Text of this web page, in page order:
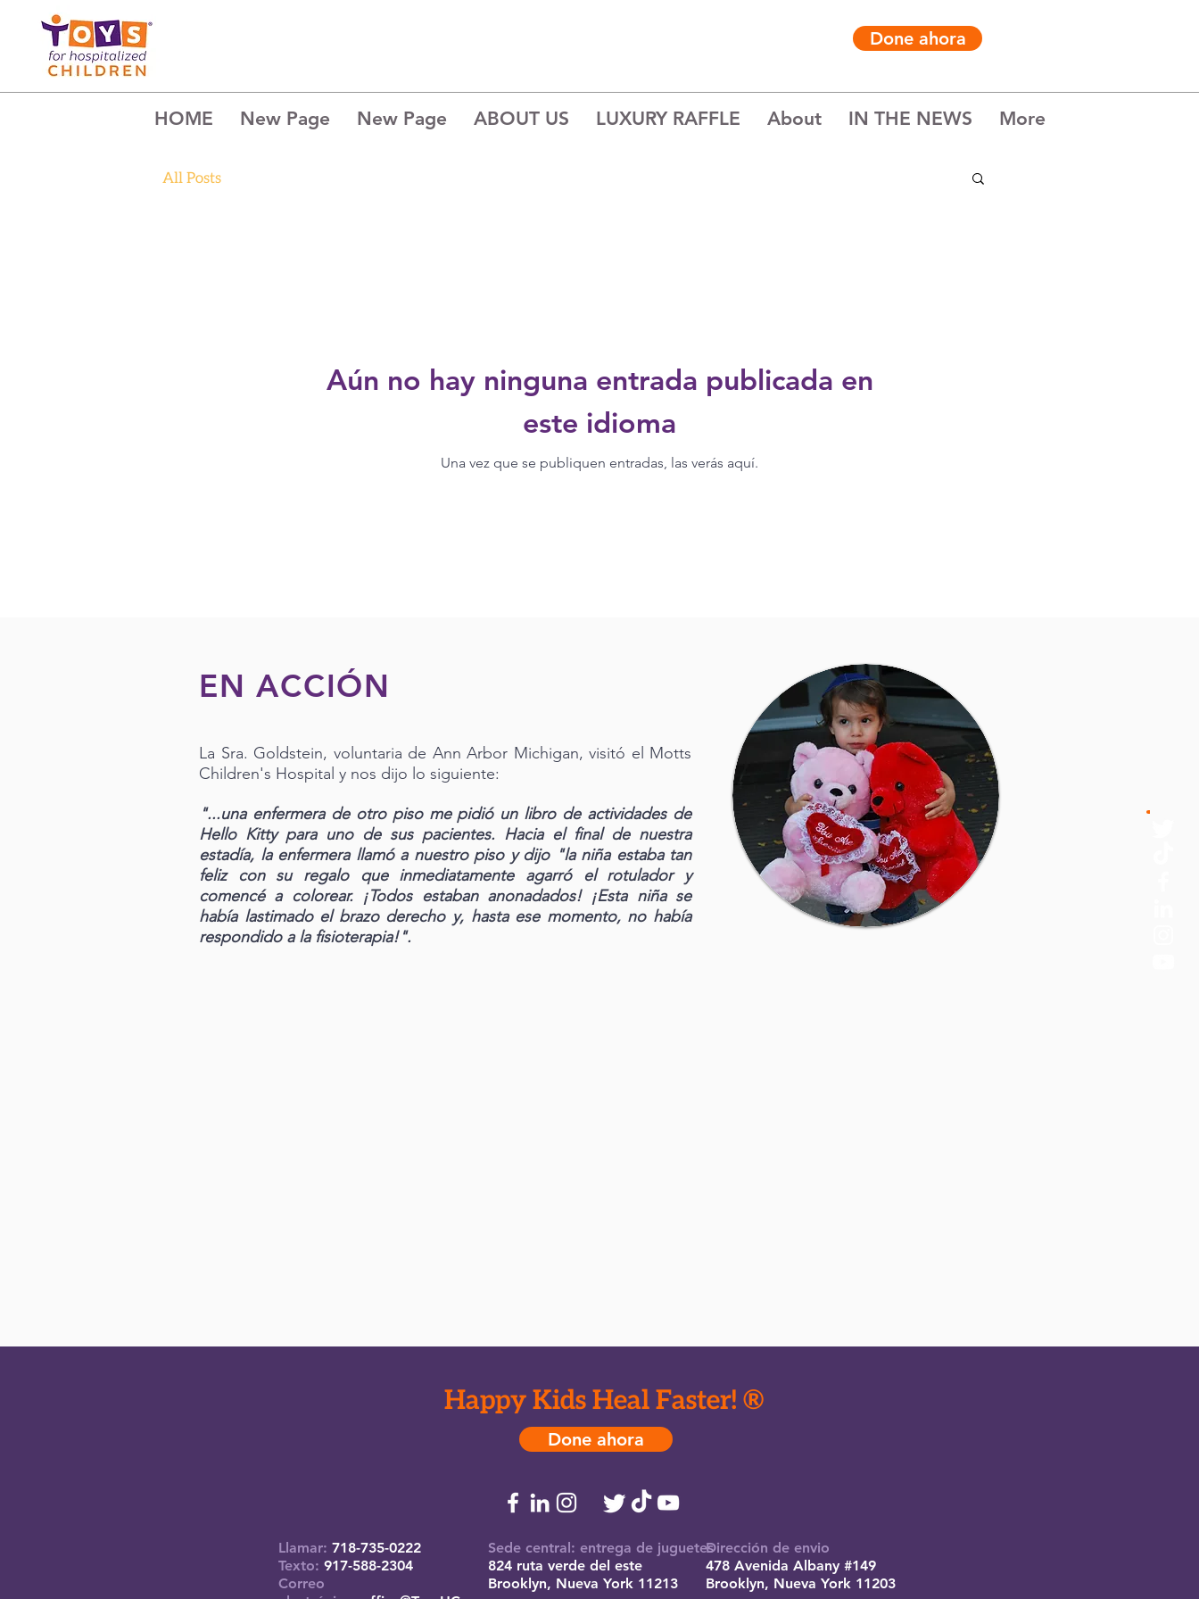
Done ahora
HOME New Page New Page ABOUT US LUXURY RAFFLE About IN THE NEWS More
All Posts
Aún no hay ninguna entrada publicada en
este idioma
Una vez que se publiquen entradas, las verás aquí.
EN ACCIÓN
La Sra. Goldstein, voluntaria de Ann Arbor Michigan, visitó el Motts
Children's Hospital y nos dijo lo siguiente:
"...una enfermera de otro piso me pidió un libro de actividades de
Hello Kitty para uno de sus pacientes. Hacia el final de nuestra
estadía, la enfermera llamó a nuestro piso y dijo "la niña estaba tan
feliz con su regalo que inmediatamente agarró el rotulador y
comencé a colorear. ¡Todos estaban anonadados! ¡Esta niña se
había lastimado el brazo derecho y, hasta ese momento, no había
respondido a la fisioterapia!".
Happy Kids Heal Faster! ®
Done ahora
Llamar: 718-735-0222
Texto: 917-588-2304
Correo
Sede central: entrega de juguetes
824 ruta verde del este
Brooklyn, Nueva York 11213
Dirección de envio
478 Avenida Albany #149
Brooklyn, Nueva York 11203